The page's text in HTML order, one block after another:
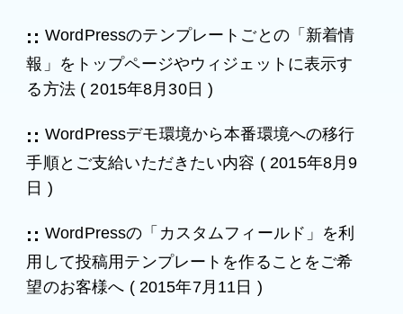
WordPressのテンプレートごとの「新着情
報」をトップページやウィジェットに表示す
る方法( 2015年8月30日 )
WordPressデモ環境から本番環境への移行
手順とご支給いただきたい内容 ( 2015年8月9
日 )
WordPressの「カスタムフィールド」を利
用して投稿用テンプレートを作ることをご希
望のお客様へ ( 2015年7月11日 )